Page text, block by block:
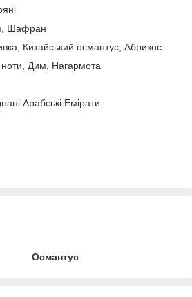
Шафран
Китайський османтус, Абрикос
ноти, Дим, Нагармота
Арабські Емірати
Османтус